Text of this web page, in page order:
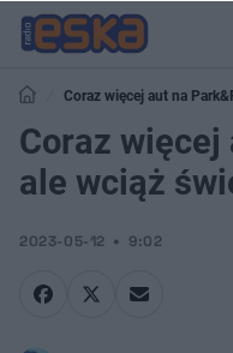
Coraz więcej aut na
Coraz więcej
ale wciąż
2023-05-12 9:02